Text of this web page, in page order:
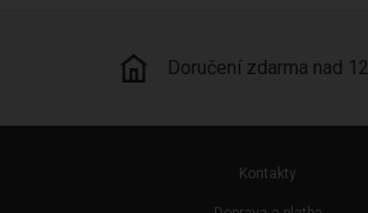
Kamenná prodejna
Kontakty